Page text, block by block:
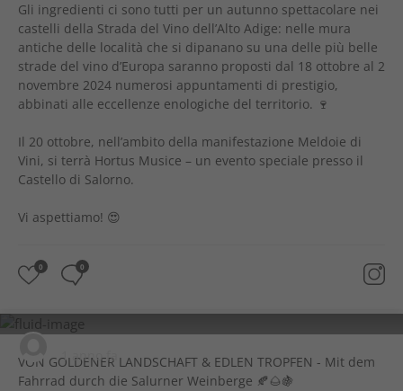
Gli ingredienti ci sono tutti per un autunno spettacolare nei
castelli della Strada del Vino dell’Alto Adige: nelle mura
antiche delle località che si dipanano su una delle più belle
strade del vino d’Europa saranno proposti dal 18 ottobre al 2
novembre 2024 numerosi appuntamenti di prestigio,
abbinati alle eccellenze enologiche del territorio. 🍷
Il 20 ottobre, nell’ambito della manifestazione Meldoie di
Vini, si terrà Hortus Musice – un evento speciale presso il
Castello di Salorno.
Vi aspettiamo! 😍
0 0
1 anno fa
VON GOLDENER LANDSCHAFT & EDLEN TROPFEN - Mit dem
Fahrrad durch die Salurner Weinberge 🍂🌰🍇